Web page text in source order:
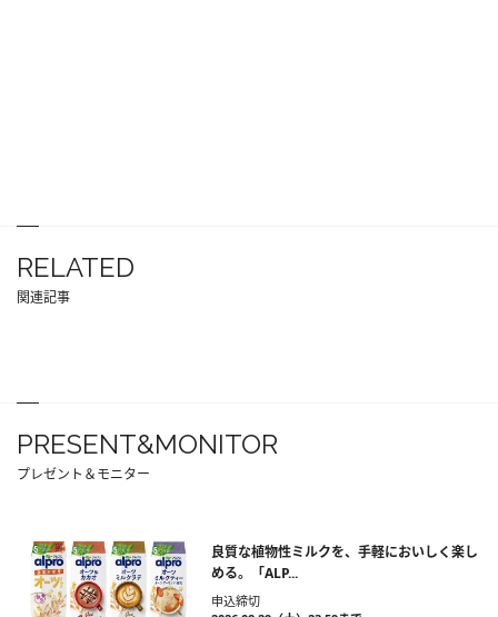
RELATED
関連記事
PRESENT&MONITOR
プレゼント＆モニター
良質な植物性ミルクを、手軽においしく楽し
める。「ALP...
申込締切